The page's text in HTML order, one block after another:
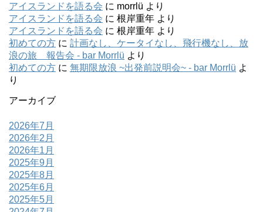
アイスランドを語る会 に morrlü より
アイスランドを語る会 に 根岸重年 より
アイスランドを語る会 に 根岸重年 より
初めての方 に 計画なし、ケータイなし、飛行機なし、放
浪の旅 報告会 - bar Morrlü より
初めての方 に 無期限放浪 ~出発前説明会~ - bar Morrlü よ
り
アーカイブ
2026年7月
2026年2月
2026年1月
2025年9月
2025年8月
2025年6月
2025年5月